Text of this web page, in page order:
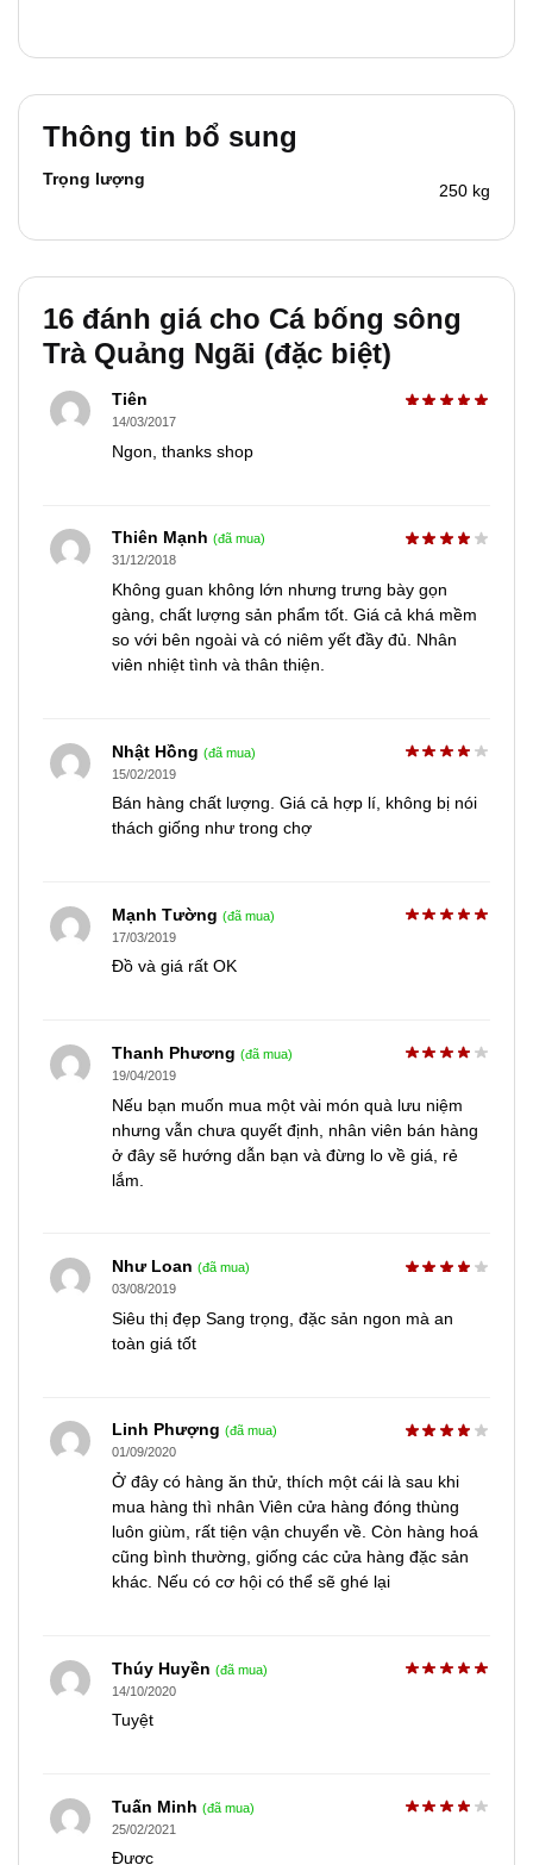
Thông tin bổ sung
Trọng lượng
250 kg
16 đánh giá cho Cá bống sông
Trà Quảng Ngãi (đặc biệt)
Tiên
14/03/2017
Ngon, thanks shop
Thiên Mạnh (đã mua)
31/12/2018
Không guan không lớn nhưng trưng bày gọn
gàng, chất lượng sản phẩm tốt. Giá cả khá mềm
so với bên ngoài và có niêm yết đầy đủ. Nhân
viên nhiệt tình và thân thiện.
Nhật Hồng (đã mua)
15/02/2019
Bán hàng chất lượng. Giá cả hợp lí, không bị nói
thách giống như trong chợ
Mạnh Tường (đã mua)
17/03/2019
Đồ và giá rất OK
Thanh Phương (đã mua)
19/04/2019
Nếu bạn muốn mua một vài món quà lưu niệm
nhưng vẫn chưa quyết định, nhân viên bán hàng
ở đây sẽ hướng dẫn bạn và đừng lo về giá, rẻ
lắm.
Như Loan (đã mua)
03/08/2019
Siêu thị đẹp Sang trọng, đặc sản ngon mà an
toàn giá tốt
Linh Phượng (đã mua)
01/09/2020
Ở đây có hàng ăn thử, thích một cái là sau khi
mua hàng thì nhân Viên cửa hàng đóng thùng
luôn giùm, rất tiện vận chuyển về. Còn hàng hoá
cũng bình thường, giống các cửa hàng đặc sản
khác. Nếu có cơ hội có thể sẽ ghé lại
Thúy Huyền (đã mua)
14/10/2020
Tuyệt
Tuấn Minh (đã mua)
25/02/2021
Được